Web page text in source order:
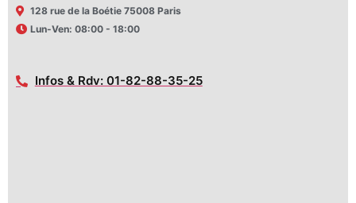
128 rue de la Boétie 75008 Paris
Lun-Ven: 08:00 - 18:00
Infos & Rdv: 01-82-88-35-25